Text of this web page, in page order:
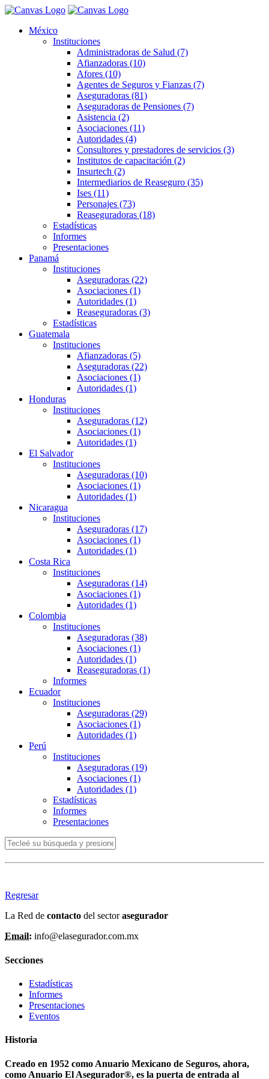
México
Instituciones
Administradoras de Salud (7)
Afianzadoras (10)
Afores (10)
Agentes de Seguros y Fianzas (7)
Aseguradoras (81)
Aseguradoras de Pensiones (7)
Asistencia (2)
Asociaciones (11)
Autoridades (4)
Consultores y prestadores de servicios (3)
Institutos de capacitación (2)
Insurtech (2)
Intermediarios de Reaseguro (35)
Ises (11)
Personajes (73)
Reaseguradoras (18)
Estadísticas
Informes
Presentaciones
Panamá
Instituciones
Aseguradoras (22)
Asociaciones (1)
Autoridades (1)
Reaseguradoras (3)
Estadísticas
Guatemala
Instituciones
Afianzadoras (5)
Aseguradoras (22)
Asociaciones (1)
Autoridades (1)
Honduras
Instituciones
Aseguradoras (12)
Asociaciones (1)
Autoridades (1)
El Salvador
Instituciones
Aseguradoras (10)
Asociaciones (1)
Autoridades (1)
Nicaragua
Instituciones
Aseguradoras (17)
Asociaciones (1)
Autoridades (1)
Costa Rica
Instituciones
Aseguradoras (14)
Asociaciones (1)
Autoridades (1)
Colombia
Instituciones
Aseguradoras (38)
Asociaciones (1)
Autoridades (1)
Reaseguradoras (1)
Informes
Ecuador
Instituciones
Aseguradoras (29)
Asociaciones (1)
Autoridades (1)
Perú
Instituciones
Aseguradoras (19)
Asociaciones (1)
Autoridades (1)
Estadísticas
Informes
Presentaciones
Regresar
La Red de contacto del sectorasegurador
Email: info@elasegurador.com.mx
Secciones
Estadísticas
Informes
Presentaciones
Eventos
Historia
Creado en 1952 como Anuario Mexicano de Seguros, ahora,
como Anuario El Asegurador®, es la puerta de entrada al